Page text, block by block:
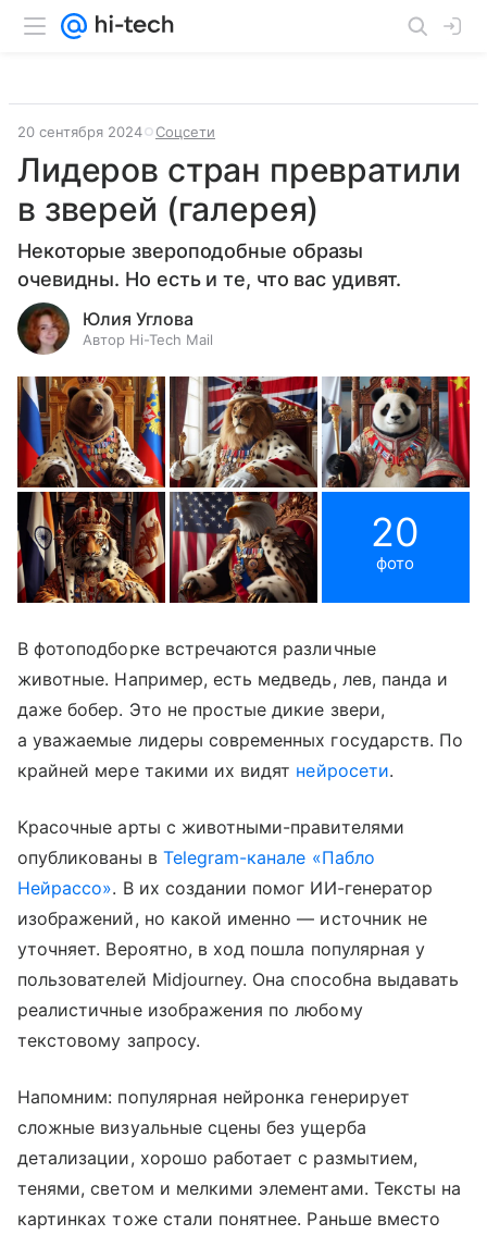
20 сентября 2024 Соцсети
Лидеров стран превратили
в зверей (галерея)
Некоторые звероподобные образы
очевидны. Но есть и те, что вас удивят.
Юлия Углова
Автор Hi-Tech Mail
20
фото
В фотоподборке встречаются различные
животные. Например, есть медведь, лев, панда и
даже бобер. Это не простые дикие звери,
а уважаемые лидеры современных государств. По
крайней мере такими их видят нейросети.
Красочные арты с животными-правителями
опубликованы в Telegram-канале «Пабло
Нейрассо». В их создании помог ИИ-генератор
изображений, но какой именно — источник не
уточняет. Вероятно, в ход пошла популярная у
пользователей Midjourney. Она способна выдавать
реалистичные изображения по любому
текстовому запросу.
Напомним: популярная нейронка генерирует
сложные визуальные сцены без ущерба
детализации, хорошо работает с размытием,
тенями, светом и мелкими элементами. Тексты на
картинках тоже стали понятнее. Раньше вместо